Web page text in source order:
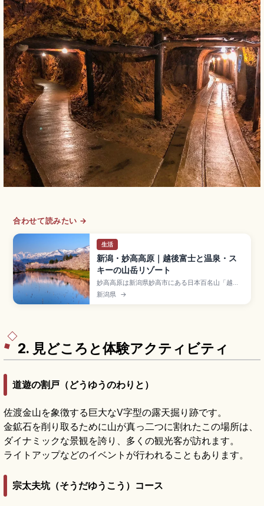
合わせて読みたい →
生活
新潟・妙高高原｜越後富士と温泉・ス
キーの山岳リゾート
妙高高原は新潟県妙高市にある日本百名山「越後
富士」標高2,454mの妙高山を中心とした山岳リ
ゾートで、四季を通じて多彩なアクティビティを
新潟県 →
2. 見どころと体験アクティビティ
道遊の割戸（どうゆうのわりと）
佐渡金山を象徴する巨大なV字型の露天掘り跡です。
金鉱石を削り取るために山が真っ二つに割れたこの場所は、
ダイナミックな景観を誇り、多くの観光客が訪れます。
ライトアップなどのイベントが行われることもあります。
宗太夫坑（そうだゆうこう）コース